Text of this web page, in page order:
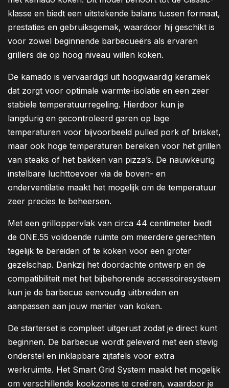
klasse en biedt een uitstekende balans tussen formaat,
prestaties en gebruiksgemak, waardoor hij geschikt is
voor zowel beginnende barbecueërs als ervaren
grillers die op hoog niveau willen koken.
De kamado is vervaardigd uit hoogwaardig keramiek
dat zorgt voor optimale warmte-isolatie en een zeer
stabiele temperatuurregeling. Hierdoor kun je
langdurig en gecontroleerd garen op lage
temperaturen voor bijvoorbeeld pulled pork of brisket,
maar ook hoge temperaturen bereiken voor het grillen
van steaks of het bakken van pizza’s. De nauwkeurig
instelbare luchttoevoer via de boven- en
onderventilatie maakt het mogelijk om de temperatuur
zeer precies te beheersen.
Met een grilloppervlak van circa 44 centimeter biedt
de ONE.55 voldoende ruimte om meerdere gerechten
tegelijk te bereiden of te koken voor een groter
gezelschap. Dankzij het doordachte ontwerp en de
compatibiliteit met het bijbehorende accessoiresysteem
kun je de barbecue eenvoudig uitbreiden en
aanpassen aan jouw manier van koken.
De starterset is compleet uitgerust zodat je direct kunt
beginnen. De barbecue wordt geleverd met een stevig
onderstel en inklapbare zijtafels voor extra
werkruimte. Het Smart Grid System maakt het mogelijk
om verschillende kookzones te creëren, waardoor je